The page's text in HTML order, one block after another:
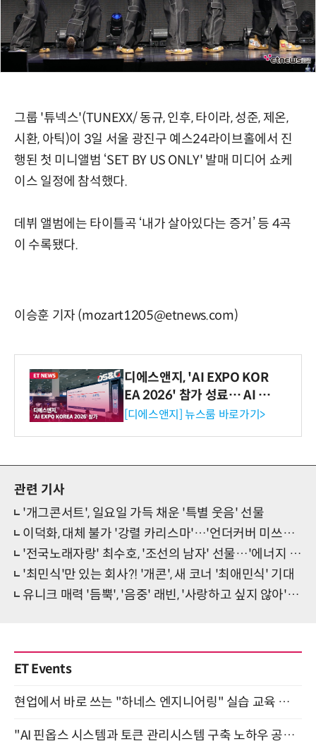
그룹 '튜넥스'(TUNEXX/ 동규, 인후, 타이라, 성준, 제온,
시환, 아틱)이 3일 서울 광진구 예스24라이브홀에서 진
행된 첫 미니앨범 ‘SET BY US ONLY' 발매 미디어 쇼케
이스 일정에 참석했다.
데뷔 앨범에는 타이틀곡 ‘내가 살아있다는 증거’ 등 4곡
이 수록됐다.
이승훈 기자 (mozart1205@etnews.com)
디에스앤지, 'AI EXPO KOR
EA 2026' 참가 성료… AI 전
생애주기 아우르는 통합 솔루
[디에스앤지] 뉴스룸 바로가기>
관련 기사
'개그콘서트', 일요일 가득 채운 '특별 웃음' 선물
이덕화, 대체 불가 '강렬 카리스마'…'언더커버 미쓰홍' 장악
'전국노래자랑' 최수호, '조선의 남자' 선물…'에너지 폭발'
'최민식'만 있는 회사?! '개콘', 새 코너 '최애민식' 기대
유니크 매력 '듬뿍', '음중' 래빈, '사랑하고 싶지 않아' 눈길
ET Events
현업에서 바로 쓰는 "하네스 엔지니어링" 실습 교육 워크숍 8월 20일 개최
"AI 핀옵스 시스템과 토큰 관리시스템 구축 노하우 공개" 잠실 한국광고문화회관 2층 대회의실 (8/21)